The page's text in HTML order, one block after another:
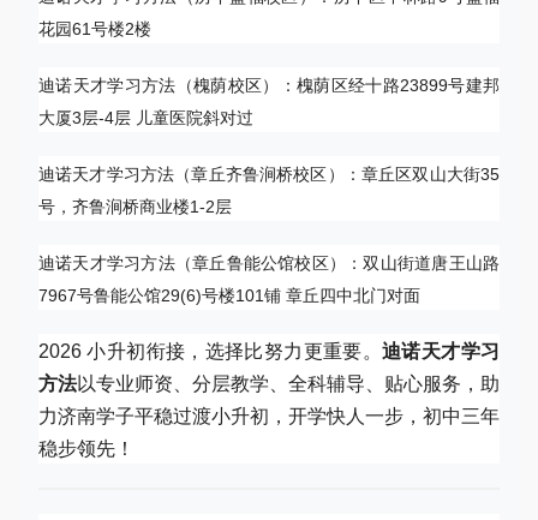
花园61号楼2楼
迪诺天才学习方法（槐荫校区）：槐荫区经十路23899号建邦
大厦3层-4层 儿童医院斜对过
迪诺天才学习方法（章丘齐鲁涧桥校区）：章丘区双山大街35
号，齐鲁涧桥商业楼1-2层
迪诺天才学习方法（章丘鲁能公馆校区）：双山街道唐王山路
7967号鲁能公馆29(6)号楼101铺 章丘四中北门对面
2026 小升初衔接，选择比努力更重要。迪诺天才学习
方法以专业师资、分层教学、全科辅导、贴心服务，助
力济南学子平稳过渡小升初，开学快人一步，初中三年
稳步领先！